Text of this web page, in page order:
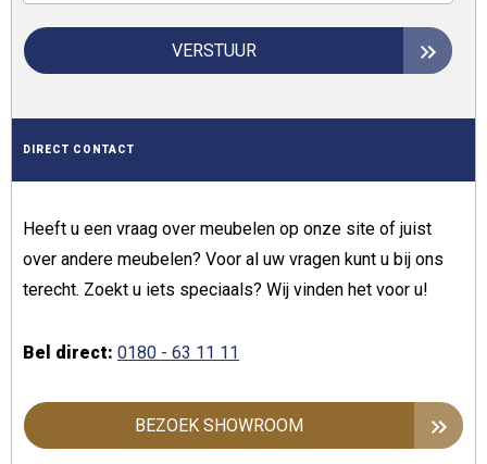
VERSTUUR
DIRECT CONTACT
Heeft u een vraag over meubelen op onze site of juist
over andere meubelen? Voor al uw vragen kunt u bij ons
terecht. Zoekt u iets speciaals? Wij vinden het voor u!
Bel direct: 0180 - 63 11 11
BEZOEK SHOWROOM